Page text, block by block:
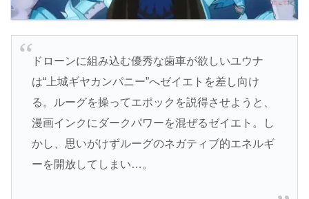
ドローンに組み込む優秀な歯車が欲しいユウナ
は“上城ギヤカンパニー”へゼイエトを差し向け
る。ルーグを操ってエポックを説得させようと、
漫画インクにダークパワーを混ぜるゼイエト。し
かし、思いがけずルーグのネガティブ的エネルギ
ーを開放してしまい…。